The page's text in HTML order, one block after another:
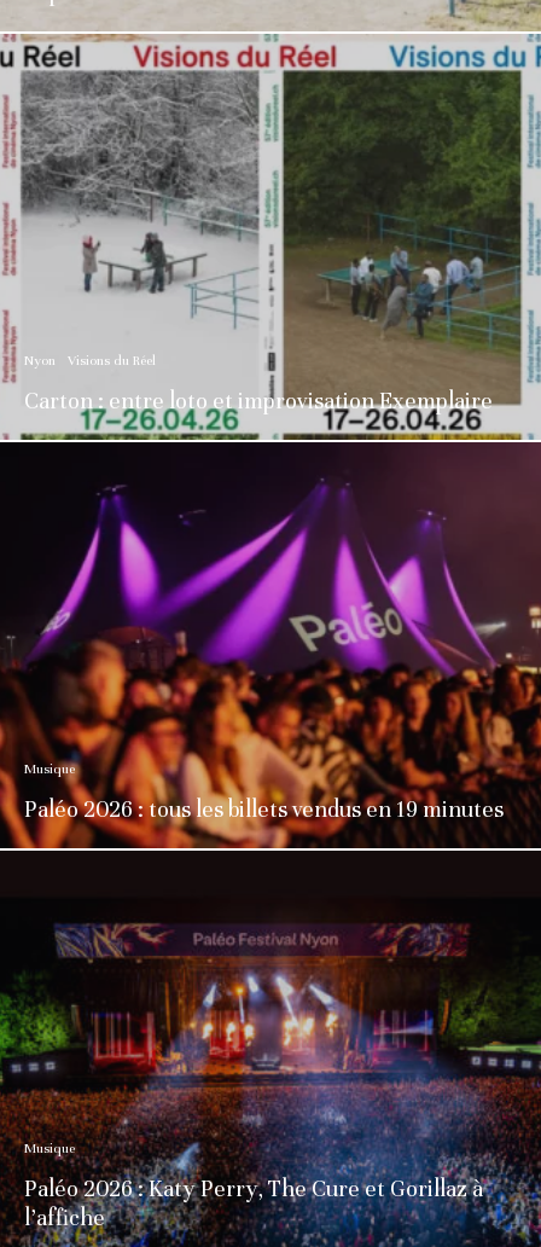
Nyon Visions du Réel
Carton : entre loto et improvisation Exemplaire
Musique
Paléo 2026 : tous les billets vendus en 19 minutes
Musique
Paléo 2026 : Katy Perry, The Cure et Gorillaz à
l’affiche